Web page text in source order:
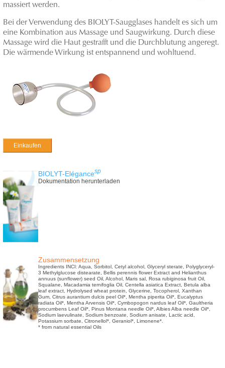
massiert werden.
Bei der Verwendung des BIOLYT-Saugglases handelt es sich um
eine Kombination aus Massage und Saugwirkung. Durch diese
Massage wird die Haut gestrafft und die Durchblutung angeregt.
Die wärmende Wirkung ist entspannend und wohltuend.
Einkaufen
BIOLYT-Elégancesp
Dokumentation herunterladen
Zusammensetzung
Ingredients INCI: Aqua, Sorbitol, Cetyl alcohol, Glyceryl sterate, Polyglyceryl-
3 Methylglucose distearate, Bellis perennis flower Extract and Helianthus
annuus (sunflower) seed Oil, Alcohol, Maris sal, Rosa rubiginosa fruit Oil,
Squalane, Macadamia ternifoglia Oil, Centella asiatica Extract, Betula alba
leaf extract, Hydrolysed wheat protein, Glycerine, Tocopherol, Xanthan
Gum, Citrus aurantium dulcis peel Oil*, Mentha piperita Oil*, Eucalyptus
radiata Oil*, Mentha Arvensis Oil*, Cymbopogon nardus leaf Oil*, Gaultheria
procumbens Leaf Oil*, Pinus Montana needle Oil*, Albies Alba needle Oil*,
Sodium laevulinate, Sodium benzoate, Sodium anisate, Lactic acid,
Potassium sorbate, Citronellol*, Geraniol*, Limonene*.
* from natural essential Oils